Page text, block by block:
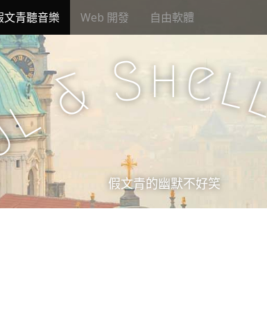
文青聽音樂 Web 開發 自由軟體
& Shell
假文青的幽默不好笑